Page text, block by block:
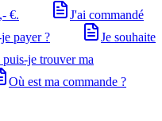
€.
J'ai commandé
payer ?
Je souhaite
je trouver ma
Où est ma commande ?